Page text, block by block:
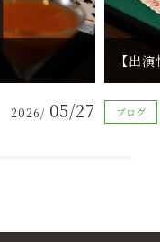
2026/ 05/27 ブログ
【出